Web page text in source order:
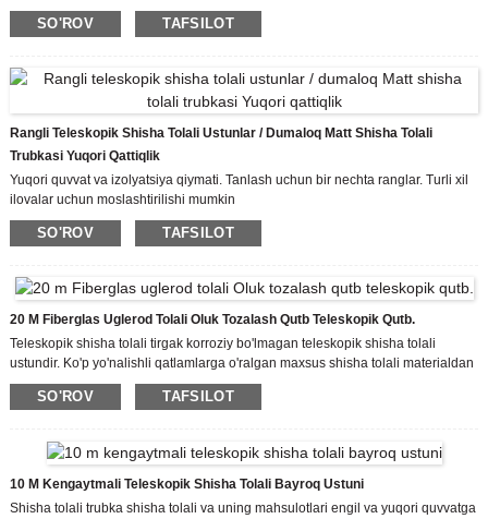
Past ishqalanish koeffitsienti (po'latdan 25% yaxshiroq)
O'lchov barqarorligi
SO'ROV TAFSILOT
Rangli Teleskopik Shisha Tolali Ustunlar / Dumaloq Matt Shisha Tolali
Trubkasi Yuqori Qattiqlik
Yuqori quvvat va izolyatsiya qiymati. Tanlash uchun bir nechta ranglar. Turli xil
ilovalar uchun moslashtirilishi mumkin
Shisha tolali trubka shisha tolali va uning mahsulotlari (shisha mato, lenta,
namat, ip va boshqalar) mustahkamlovchi material sifatida va sintetik qatronlar
SO'ROV TAFSILOT
20 M Fiberglas Uglerod Tolali Oluk Tozalash Qutb Teleskopik Qutb.
Teleskopik shisha tolali tirgak korroziy bo'lmagan teleskopik shisha tolali
ustundir. Ko'p yo'nalishli qatlamlarga o'ralgan maxsus shisha tolali materialdan
foydalanadigan juda chidamli va moslashuvchan shisha tolali va qatron
kompozitsiyasidan tayyorlangan.
ega. Shisha tolali ustun ikkita yetti qismdan iborat bo'lib, ular kerakli
balandlikda noyob qulflash tizimi bilan mahkamlanadi.
SO'ROV TAFSILOT
10 M Kengaytmali Teleskopik Shisha Tolali Bayroq Ustuni
Shisha tolali trubka shisha tolali va uning mahsulotlari engil va yuqori quvvatga